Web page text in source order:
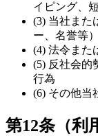
イピング、
(3) 当社また
ー、名誉等
(4) 法令また
(5) 反社会的
行為
(6) その他当
第12条（利